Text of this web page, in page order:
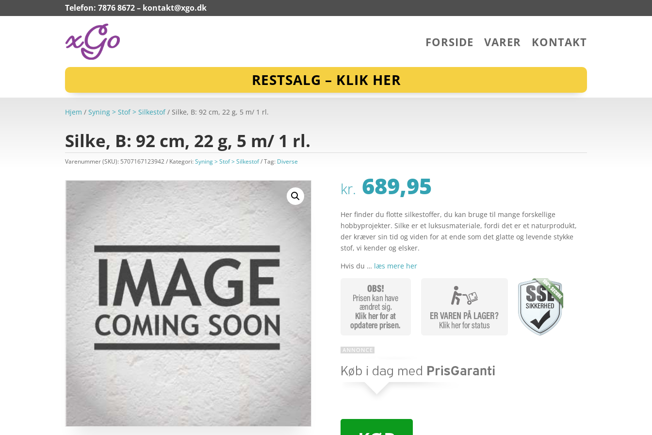
Telefon: 7876 8672 – kontakt@xgo.dk
FORSIDE VARER KONTAKT
RESTSALG – KLIK HER
Hjem /Syning > Stof > Silkestof/ Silke, B: 92 cm, 22 g, 5 m/ 1 rl.
Silke, B: 92 cm, 22 g, 5 m/ 1 rl.
Varenummer (SKU): 5707167123942 Kategori:Syning > Stof > Silkestof Tag: Diverse
kr. 689,95
Her finder du flotte silkestoffer, du kan bruge til mange forskellige
hobbyprojekter. Silke er et luksusmateriale, fordi det er et naturprodukt,
der kræver sin tid og viden for at ende som det glatte og levende stykke
stof, vi kender og elsker.
Hvis du … læs mere her